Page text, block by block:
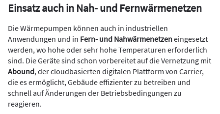
Einsatz auch in Nah- und Fernwärmenetzen
Die Wärmepumpen können auch in industriellen
Anwendungen und in Fern- und Nahwärmenetzeneingesetzt
werden, wo hohe oder sehr hohe Temperaturen erforderlich
sind. Die Geräte sind schon vorbereitet auf die Vernetzung mit
Abound, der cloudbasierten digitalen Plattform von Carrier,
die es ermöglicht, Gebäude effizienter zu betreiben und
schnell auf Änderungen der Betriebsbedingungen zu
reagieren.